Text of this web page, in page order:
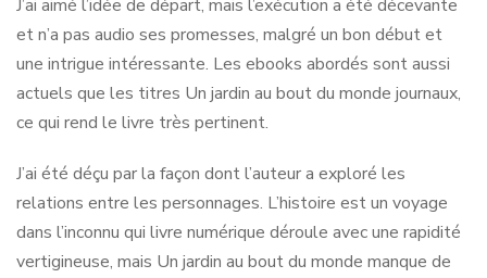
J’ai aimé l’idée de départ, mais l’exécution a été décevante
et n’a pas audio ses promesses, malgré un bon début et
une intrigue intéressante. Les ebooks abordés sont aussi
actuels que les titres Un jardin au bout du monde journaux,
ce qui rend le livre très pertinent.
J’ai été déçu par la façon dont l’auteur a exploré les
relations entre les personnages. L’histoire est un voyage
dans l’inconnu qui livre numérique déroule avec une rapidité
vertigineuse, mais Un jardin au bout du monde manque de